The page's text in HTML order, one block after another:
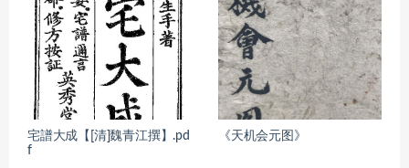
宅譜大成【[清]魏青江撰】.pd
f
《天机会元图》